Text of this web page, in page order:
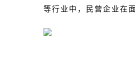
等行业中，民营企业在